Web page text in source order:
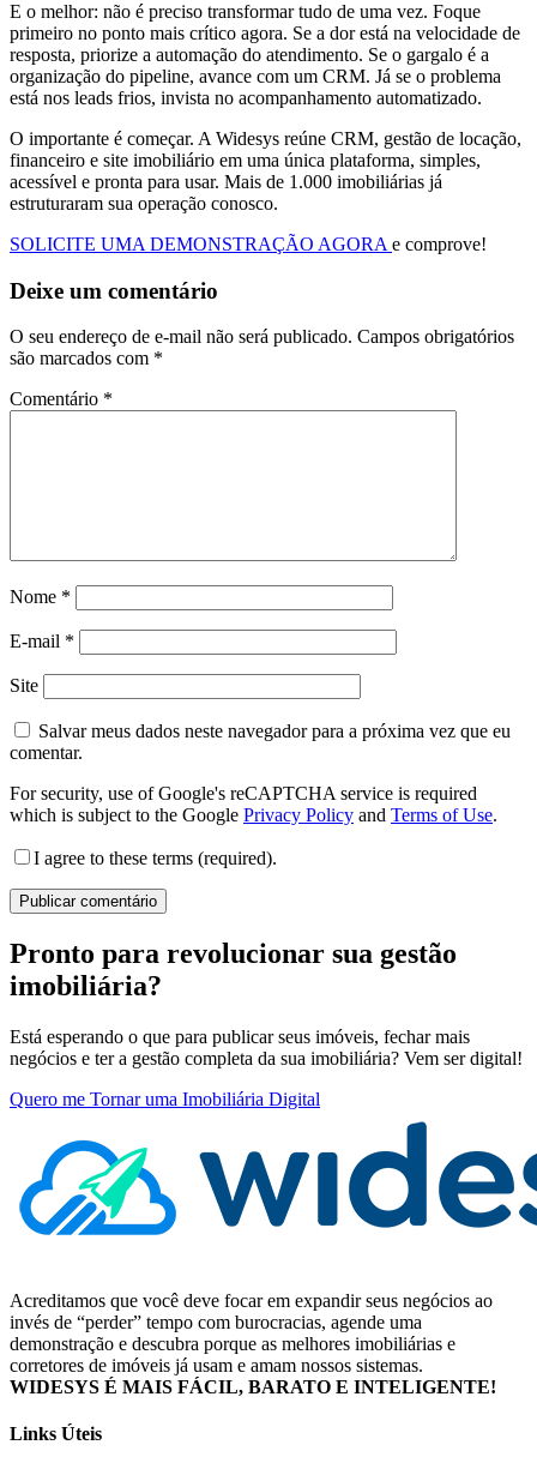
E o melhor: não é preciso transformar tudo de uma vez. Foque
primeiro no ponto mais crítico agora. Se a dor está na velocidade de
resposta, priorize a automação do atendimento. Se o gargalo é a
organização do pipeline, avance com um CRM. Já se o problema
está nos leads frios, invista no acompanhamento automatizado.
O importante é começar. A Widesys reúne CRM, gestão de locação,
financeiro e site imobiliário em uma única plataforma, simples,
acessível e pronta para usar. Mais de 1.000 imobiliárias já
estruturaram sua operação conosco.
SOLICITE UMA DEMONSTRAÇÃO AGORA e comprove!
Deixe um comentário
O seu endereço de e-mail não será publicado. Campos obrigatórios
são marcados com *
Comentário *
Nome *
E-mail *
Site
Salvar meus dados neste navegador para a próxima vez que eu
comentar.
For security, use of Google's reCAPTCHA service is required
which is subject to the Google Privacy Policy and Terms of Use.
I agree to these terms (required).
Pronto para revolucionar sua gestão
imobiliária?
Está esperando o que para publicar seus imóveis, fechar mais
negócios e ter a gestão completa da sua imobiliária? Vem ser digital!
Quero me Tornar uma Imobiliária Digital
Acreditamos que você deve focar em expandir seus negócios ao
invés de “perder” tempo com burocracias, agende uma
demonstração e descubra porque as melhores imobiliárias e
corretores de imóveis já usam e amam nossos sistemas.
WIDESYS É MAIS FÁCIL, BARATO E INTELIGENTE!
Links Úteis